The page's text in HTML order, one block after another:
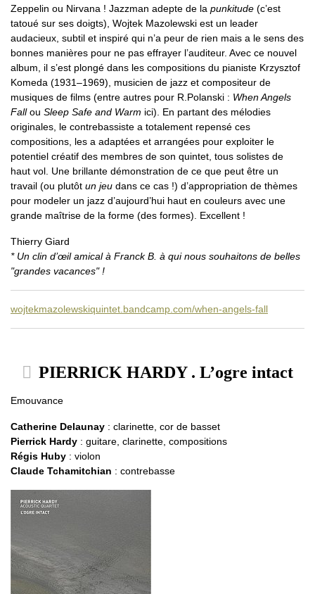
Zeppelin ou Nirvana ! Jazzman adepte de la punkitude (c’est
tatoué sur ses doigts), Wojtek Mazolewski est un leader
audacieux, subtil et inspiré qui n’a peur de rien mais a le sens des
bonnes manières pour ne pas effrayer l’auditeur. Avec ce nouvel
album, il s’est plongé dans les compositions du pianiste Krzysztof
Komeda (1931–1969), musicien de jazz et compositeur de
musiques de films (entre autres pour R.Polanski : When Angels
Fallou Sleep Safe and Warm ici). En partant des mélodies
originales, le contrebassiste a totalement repensé ces
compositions, les a adaptées et arrangées pour exploiter le
potentiel créatif des membres de son quintet, tous solistes de
haut vol. Une brillante démonstration de ce que peut être un
travail (ou plutôt un jeu dans ce cas !) d’appropriation de thèmes
pour modeler un jazz d’aujourd’hui haut en couleurs avec une
grande maîtrise de la forme (des formes). Excellent !
Thierry Giard
* Un clin d’œil amical à Franck B. à qui nous souhaitons de belles
"grandes vacances" !
wojtekmazolewskiquintet.bandcamp.com/when-angels-fall
PIERRICK HARDY . L’ogre intact
Emouvance
Catherine Delaunay : clarinette, cor de basset
Pierrick Hardy : guitare, clarinette, compositions
Régis Huby : violon
Claude Tchamitchian : contrebasse